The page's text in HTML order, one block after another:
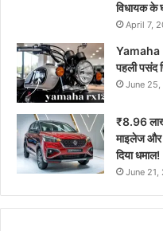
विधायक के
April 7,
Yamaha
पहली पसंद
June
₹8.96
माइलेज
दिया धमाल!
June 21,